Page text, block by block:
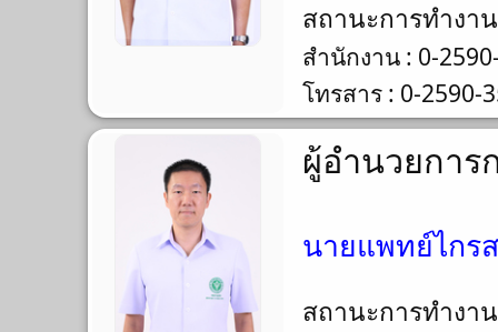
สถานะการทำงา
สำนักงาน : 0-
โทรสาร : 0-2590-
ผู้อำนวยกา
นายแพทย์ไกร
สถานะการทำงา